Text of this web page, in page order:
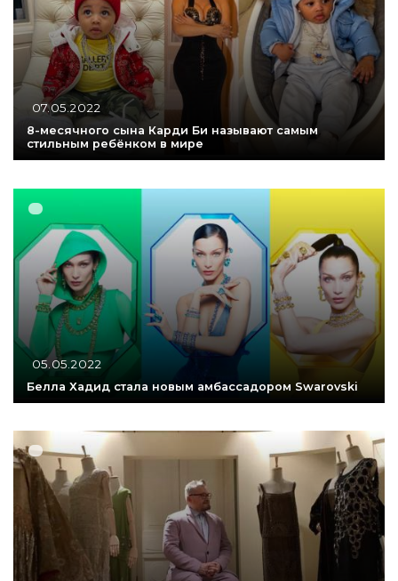
07.05.2022
8-месячного сына Карди Би называют самым
стильным ребёнком в мире
05.05.2022
Белла Хадид стала новым амбассадором Swarovski